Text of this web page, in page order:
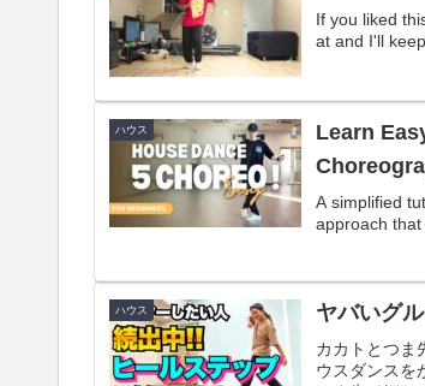
If you liked
at and I'll keep
ハウス
Learn
A simplified
approach that
ハウス ヤバいグ
カカトとつま
ウスダンスを